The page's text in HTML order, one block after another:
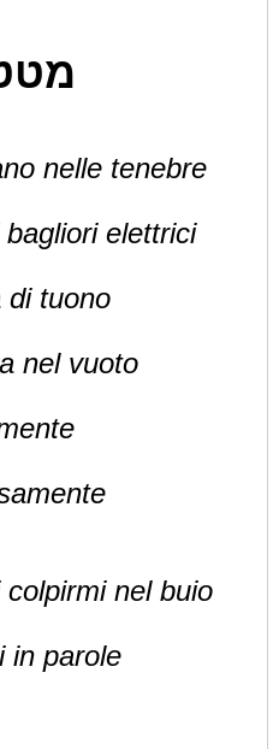
nelle tenebre
elettrici
di tuono
nel vuoto
nel buio
in parole